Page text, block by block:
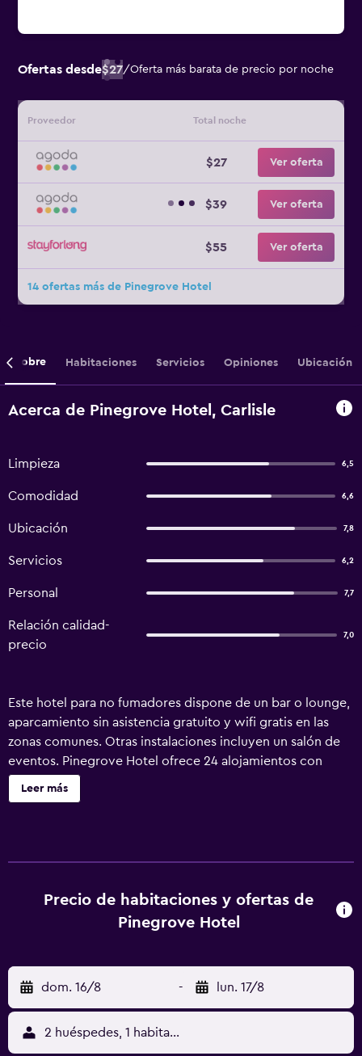
Ofertas desde$27/Oferta más barata de precio por noche
Proveedor Total noche
$27 Ver oferta
$39 Ver oferta
$55 Ver oferta
14 ofertas más de Pinegrove Hotel
Sobre Habitaciones Servicios Opiniones Ubicación
Acerca de Pinegrove Hotel, Carlisle
Limpieza 6,5
Comodidad 6,6
Ubicación 7,8
Servicios 6,2
Personal 7,7
Relación calidad-
precio
7,0
Este hotel para no fumadores dispone de un bar o lounge,
aparcamiento sin asistencia gratuito y wifi gratis en las
zonas comunes. Otras instalaciones incluyen un salón de
eventos. Pinegrove Hotel ofrece 24 alojamientos con
cafetera y tetera y secador de pelo. Cada alojamiento
tiene un mobiliario y decoración diferentes. Se ofrece una
negocios incluyen escritorio y teléfono. Se ofrece servicio
de limpieza todos los días y es posible solicitar tabla de
Leer más
Precio de habitaciones y ofertas de
Pinegrove Hotel
dom. 16/8 - lun. 17/8
2 huéspedes, 1 habitación